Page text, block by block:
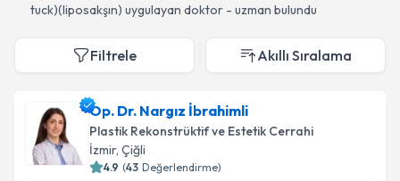
tuck)(liposakşın) uygulayan doktor - uzman bulundu
Filtrele Akıllı Sıralama
Op. Dr. Nargız İbrahimli
Plastik Rekonstrüktif ve Estetik Cerrahi
İzmir, Çiğli
4.9 (43 Değerlendirme)